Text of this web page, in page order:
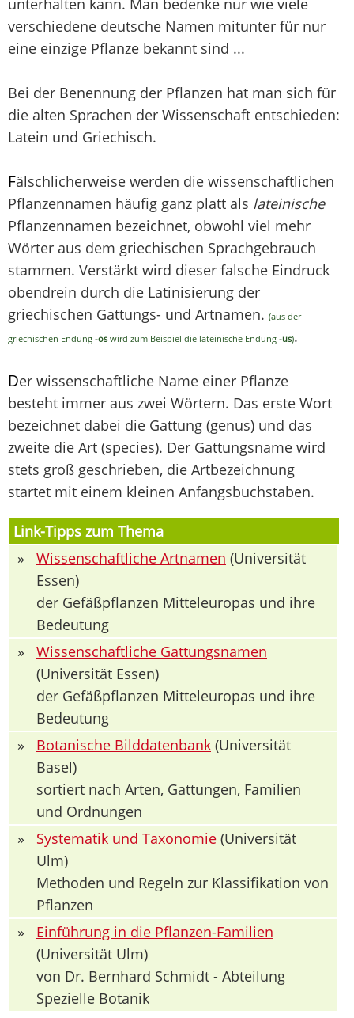
unterhalten kann. Man bedenke nur wie viele
verschiedene deutsche Namen mitunter für nur
eine einzige Pflanze bekannt sind ...
Bei der Benennung der Pflanzen hat man sich für
die alten Sprachen der Wissenschaft entschieden:
Latein und Griechisch.
Fälschlicherweise werden die wissenschaftlichen
Pflanzennamen häufig ganz platt als lateinische
Pflanzennamen bezeichnet, obwohl viel mehr
Wörter aus dem griechischen Sprachgebrauch
stammen. Verstärkt wird dieser falsche Eindruck
obendrein durch die Latinisierung der
griechischen Gattungs- und Artnamen. (aus der
griechischen Endung -os wird zum Beispiel die lateinische Endung -us).
Der wissenschaftliche Name einer Pflanze
besteht immer aus zwei Wörtern. Das erste Wort
bezeichnet dabei die Gattung (genus) und das
zweite die Art (species). Der Gattungsname wird
stets groß geschrieben, die Artbezeichnung
startet mit einem kleinen Anfangsbuchstaben.
Link-Tipps zum Thema
»
Wissenschaftliche Artnamen (Universität
Essen)
der Gefäßpflanzen Mitteleuropas und ihre
Bedeutung
»
Wissenschaftliche Gattungsnamen
(Universität Essen)
der Gefäßpflanzen Mitteleuropas und ihre
Bedeutung
»
Botanische Bilddatenbank (Universität
Basel)
sortiert nach Arten, Gattungen, Familien
und Ordnungen
»
Systematik und Taxonomie (Universität
Ulm)
Methoden und Regeln zur Klassifikation von
Pflanzen
»
Einführung in die Pflanzen-Familien
(Universität Ulm)
von Dr. Bernhard Schmidt - Abteilung
Spezielle Botanik